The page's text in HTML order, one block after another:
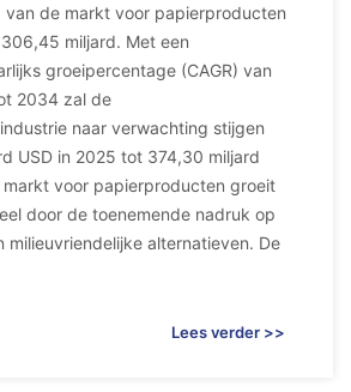
de markt voor papierproducten
miljard. Met een
groeipercentage (CAGR) van
2034 zal de
naar verwachting stijgen
USD in 2025 tot 374,30 miljard
markt voor papierproducten groeit
door de toenemende nadruk op
milieuvriendelijke alternatieven. De
Lees verder >>